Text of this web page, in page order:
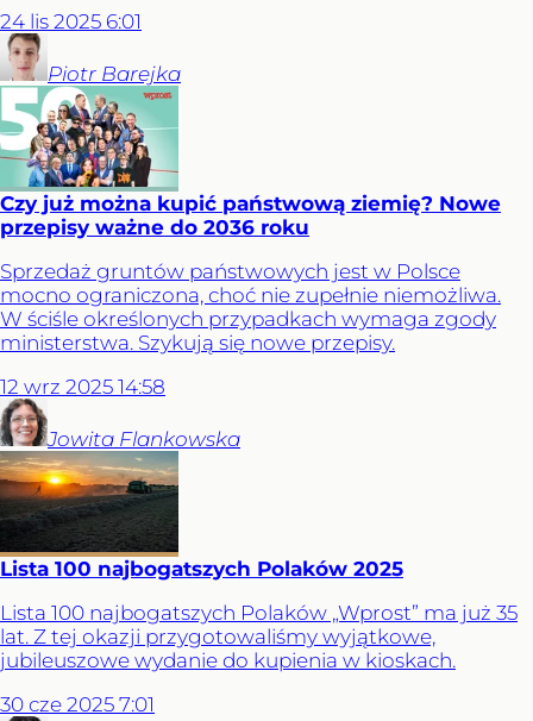
24 lis 2025 6:01
Piotr Barejka
Czy już można kupić państwową ziemię? Nowe
przepisy ważne do 2036 roku
Sprzedaż gruntów państwowych jest w Polsce
mocno ograniczona, choć nie zupełnie niemożliwa.
W ściśle określonych przypadkach wymaga zgody
ministerstwa. Szykują się nowe przepisy.
12 wrz 2025 14:58
Jowita Flankowska
Lista 100 najbogatszych Polaków 2025
Lista 100 najbogatszych Polaków „Wprost” ma już 35
lat. Z tej okazji przygotowaliśmy wyjątkowe,
jubileuszowe wydanie do kupienia w kioskach.
30 cze 2025 7:01